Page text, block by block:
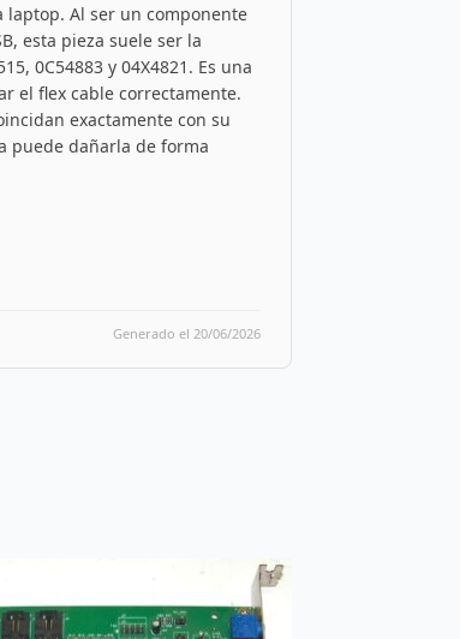
laptop. Al ser un componente
esta pieza suele ser la
0C54883 y 04X4821. Es una
el flex cable correctamente.
exactamente con su
puede dañarla de forma
Generado el 20/06/2026